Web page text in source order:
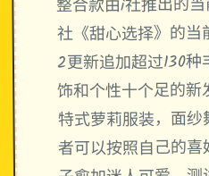
整合款由i社推出的
社《甜心选择》的
2更新追加超过130
饰和个性十个足的
特式萝莉服装，面
者可以按照自己的